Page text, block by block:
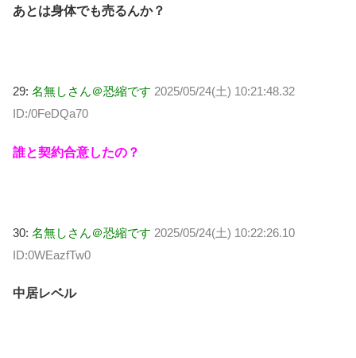
あとは身体でも売るんか？
29: 名無しさん＠恐縮です 2025/05/24(土) 10:21:48.32
ID:/0FeDQa70
誰と契約合意したの？
30: 名無しさん＠恐縮です 2025/05/24(土) 10:22:26.10
ID:0WEazfTw0
中居レベル